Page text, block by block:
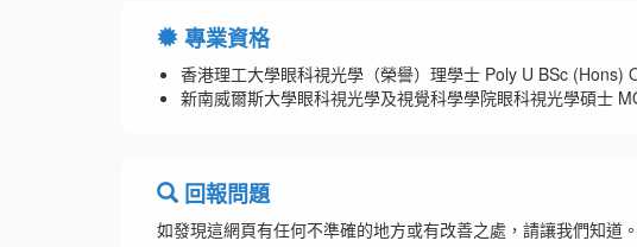
專業資格
香港理工大學眼科視光學（榮譽）理學士 Poly U BSc (Hons)
新南威爾斯大學眼科視光學及視覺科學學院眼科視光學碩士
回報問題
如發現這網頁有任何不準確的地方或有改善之處，請讓我們知道。